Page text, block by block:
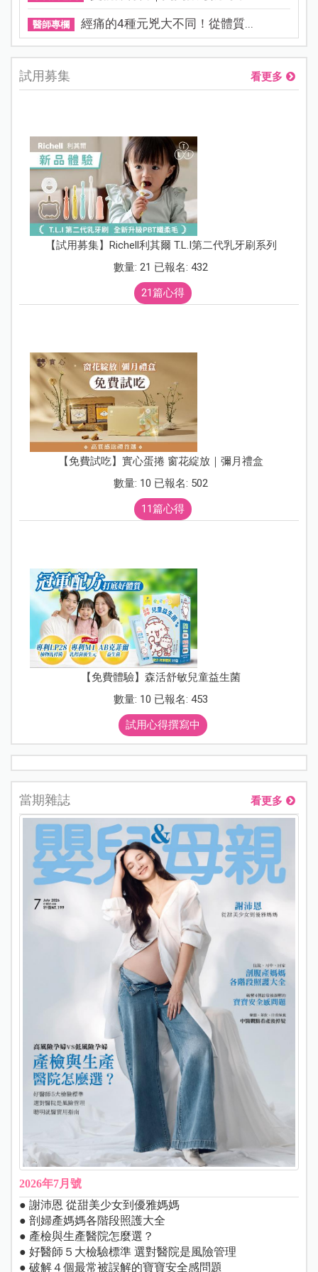
醫師專欄 經痛的4種元兇大不同！從體質...
試用募集 看更多
【試用募集】Richell利其爾 T.L.I第二代乳牙刷系列
數量: 21 已報名: 432
21篇心得
【免費試吃】實心蛋捲 窗花綻放｜彌月禮盒
數量: 10 已報名: 502
11篇心得
【免費體驗】森活舒敏兒童益生菌
數量: 10 已報名: 453
試用心得撰寫中
當期雜誌 看更多
2026年7月號
● 謝沛恩 從甜美少女到優雅媽媽
● 剖婦產媽媽各階段照護大全
● 產檢與生產醫院怎麼選？
● 好醫師５大檢驗標準 選對醫院是風險管理
● 破解４個最常被誤解的寶寶安全感問題